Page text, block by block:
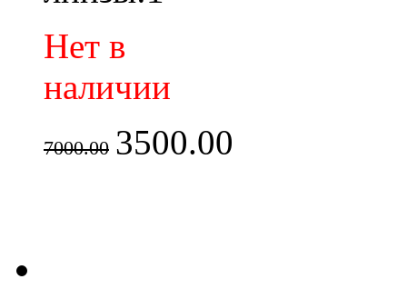
Нет в
наличии
7000.00 3500.00